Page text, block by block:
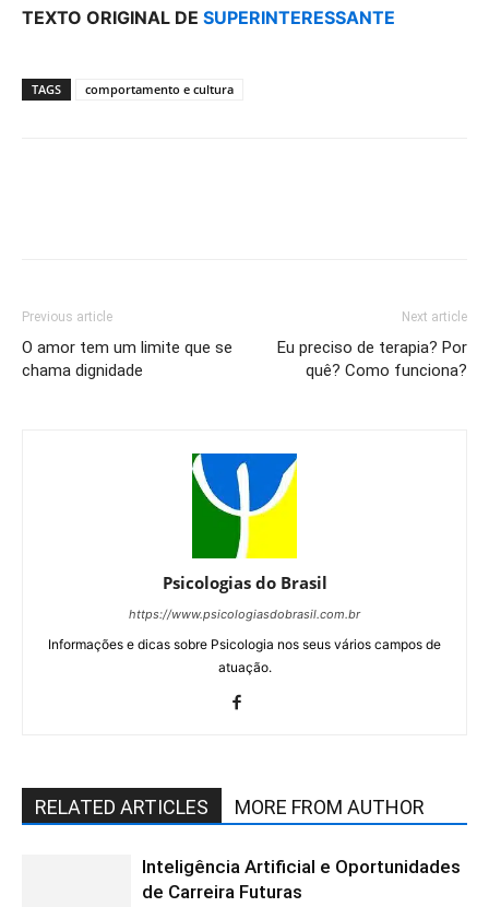
TEXTO ORIGINAL DE SUPERINTERESSANTE
TAGS comportamento e cultura
Previous article
O amor tem um limite que se
chama dignidade
Next article
Eu preciso de terapia? Por
quê? Como funciona?
Psicologias do Brasil
https://www.psicologiasdobrasil.com.br
Informações e dicas sobre Psicologia nos seus vários campos de
atuação.
RELATED ARTICLES MORE FROM AUTHOR
Inteligência Artificial e Oportunidades
de Carreira Futuras